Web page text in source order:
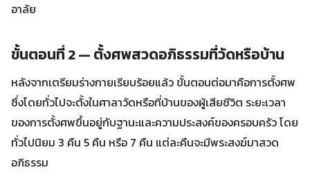
อาลัย
ขั้นตอนที่ 2 — ตั้งศพสวดอภิธรรมที่วัดหรือบ้าน
หลังจากเตรียมร่างกายเรียบร้อยแล้ว ขั้นตอนต่อมาคือการตั้งศพ
ซึ่งโดยทั่วไปจะตั้งในศาลาวัดหรือที่บ้านของผู้เสียชีวิต ระยะเวลา
ของการตั้งศพขึ้นอยู่กับฐานะและความประสงค์ของครอบครัว โดย
ทั่วไปนิยม 3 คืน 5 คืน หรือ 7 คืน แต่ละคืนจะมีพระสงฆ์มาสวด
อภิธรรม